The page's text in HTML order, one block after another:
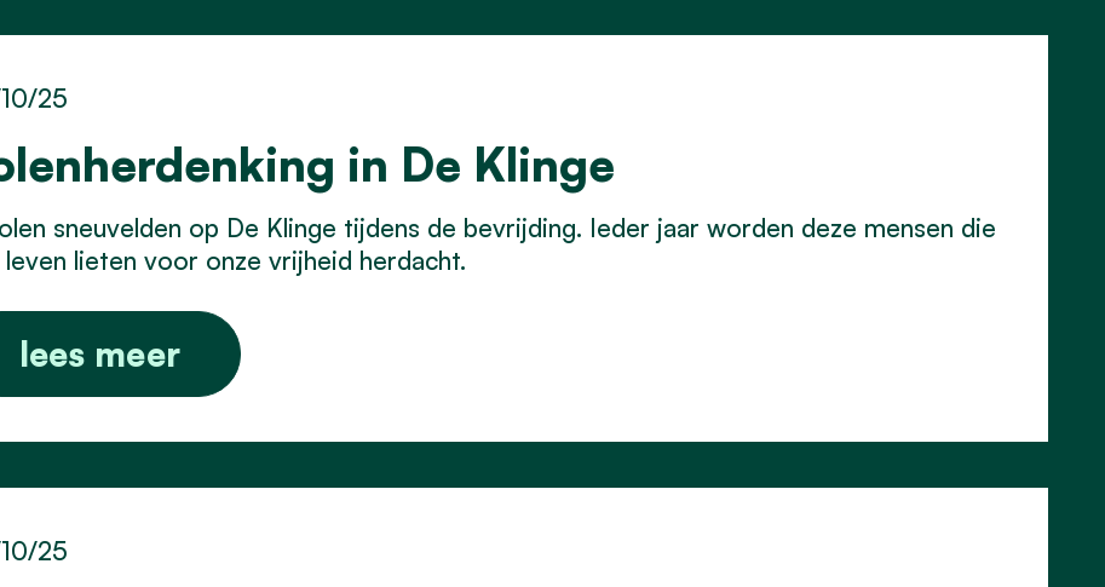
in De Klinge
25
sneuvelden op De Klinge tijdens de bevrijding. Ieder jaar worden deze mensen die
leven lieten voor onze vrijheid herdacht.
lees meer
25